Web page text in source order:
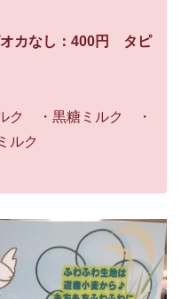
カなし：400円 タピ
ク ・黒糖ミルク ・
ルク